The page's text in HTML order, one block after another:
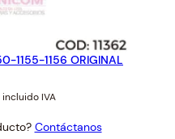
1155-1156 ORIGINAL
incluido IVA
Contáctanos